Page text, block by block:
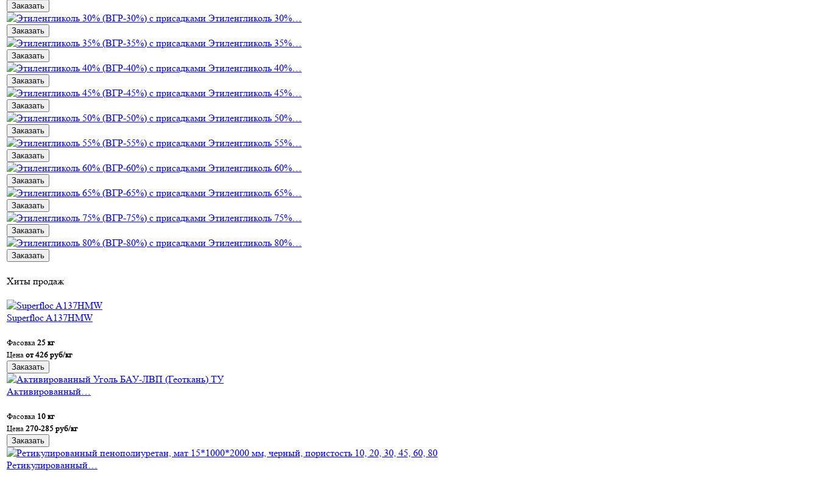
Заказать
Этиленгликоль 30%…
Заказать
Этиленгликоль 35%…
Заказать
Этиленгликоль 40%…
Заказать
Этиленгликоль 45%…
Заказать
Этиленгликоль 50%…
Заказать
Этиленгликоль 55%…
Заказать
Этиленгликоль 60%…
Заказать
Этиленгликоль 65%…
Заказать
Этиленгликоль 75%…
Заказать
Этиленгликоль 80%…
Заказать
Хиты продаж
Superfloc A137HMW
Фасовка 25 кг
Цена от 426 руб/кг
Заказать
Активированный…
Фасовка 10 кг
Цена 270-285 руб/кг
Заказать
Ретикулированный…